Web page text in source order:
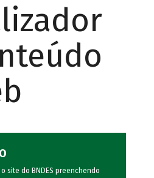
site do BNDES preenchendo